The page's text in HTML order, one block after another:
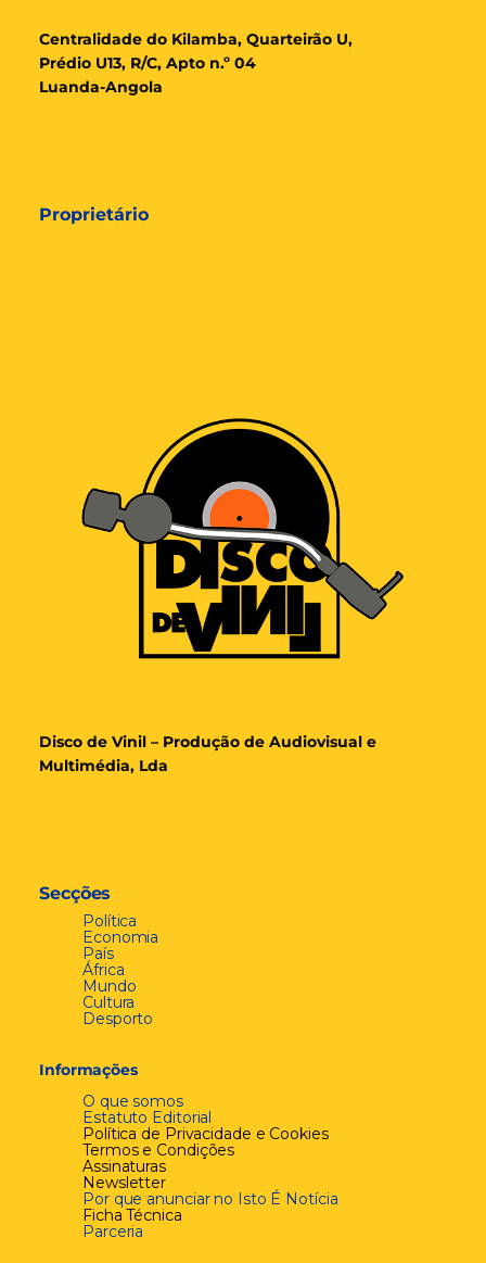
Centralidade do Kilamba, Quarteirão U,
Prédio U13, R/C, Apto n.º 04
Luanda-Angola
Proprietário
Disco de Vinil – Produção de Audiovisual e
Multimédia, Lda
Secções
Política
Economia
País
África
Mundo
Cultura
Desporto
Informações
O que somos
Estatuto Editorial
Política de Privacidade e Cookies
Termos e Condições
Assinaturas
Newsletter
Por que anunciar no Isto É Notícia
Ficha Técnica
Parceria